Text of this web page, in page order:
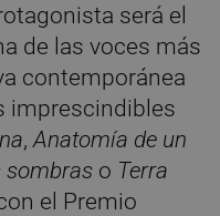
será el
de las voces más
contemporánea
imprescindibles
,Anatomía de un
sombras o Terra
el Premio